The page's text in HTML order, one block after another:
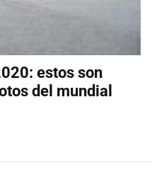
estos son
del mundial